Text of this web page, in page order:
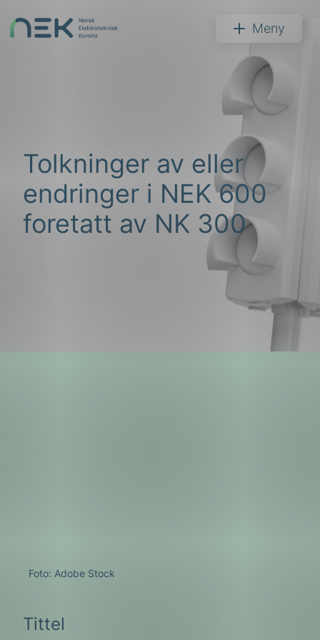
innhold
NEK Meny
Tolkninger av eller
endringer i NEK 600
foretatt av NK 300
Foto: Adobe Stock
Tittel